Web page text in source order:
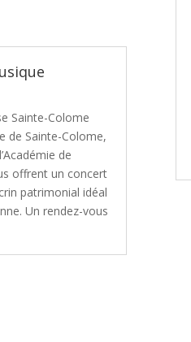
Sainte-Colome
de Sainte-Colome,
de
offrent un concert
patrimonial idéal
Un rendez-vous